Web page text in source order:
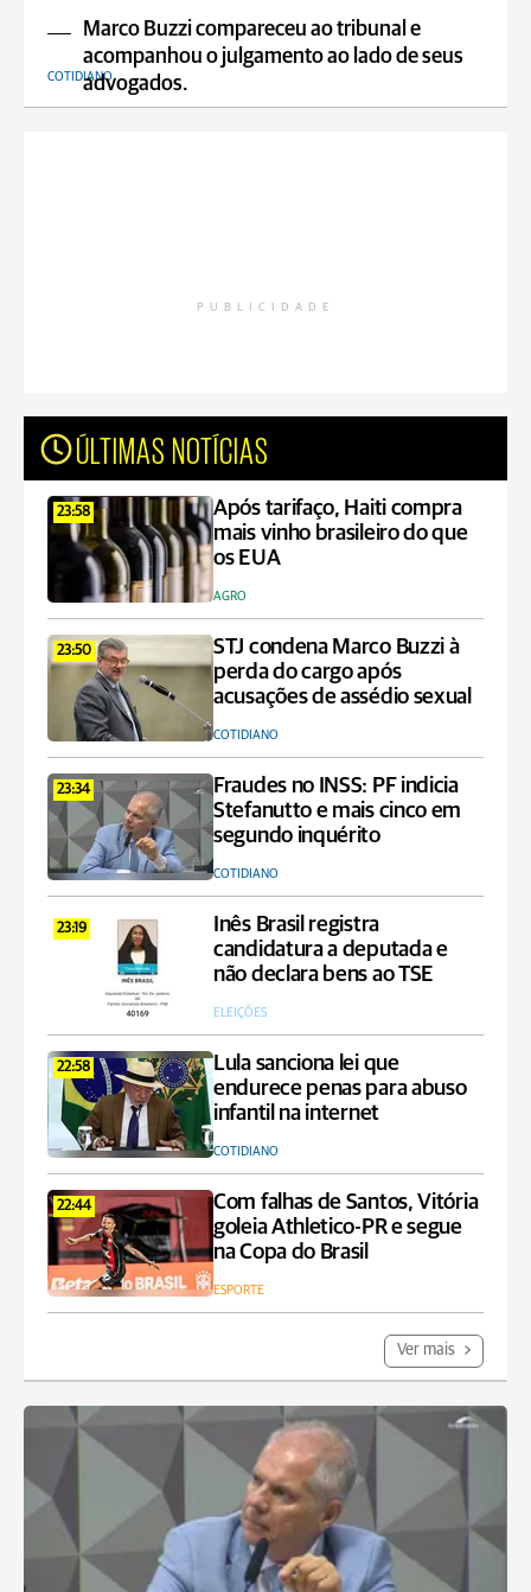
Marco Buzzi compareceu ao tribunal e
acompanhou o julgamento ao lado de seus
advogados.
COTIDIANO
PUBLICIDADE
ÚLTIMAS NOTÍCIAS
23:58
Após tarifaço, Haiti compra
mais vinho brasileiro do que
os EUA
AGRO
23:50
STJ condena Marco Buzzi à
perda do cargo após
acusações de assédio sexual
COTIDIANO
23:34
Fraudes no INSS: PF indicia
Stefanutto e mais cinco em
segundo inquérito
COTIDIANO
23:19
Inês Brasil registra
candidatura a deputada e
não declara bens ao TSE
ELEIÇÕES
22:58
Lula sanciona lei que
endurece penas para abuso
infantil na internet
COTIDIANO
22:44
Com falhas de Santos, Vitória
goleia Athletico-PR e segue
na Copa do Brasil
ESPORTE
Ver mais